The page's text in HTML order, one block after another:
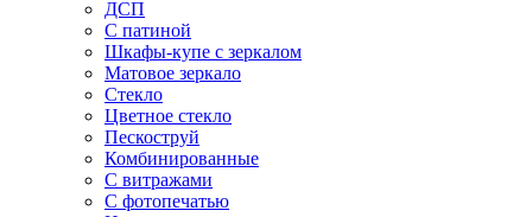
ДСП
С патиной
Шкафы-купе с зеркалом
Матовое зеркало
Стекло
Цветное стекло
Пескоструй
Комбинированные
С витражами
С фотопечатью